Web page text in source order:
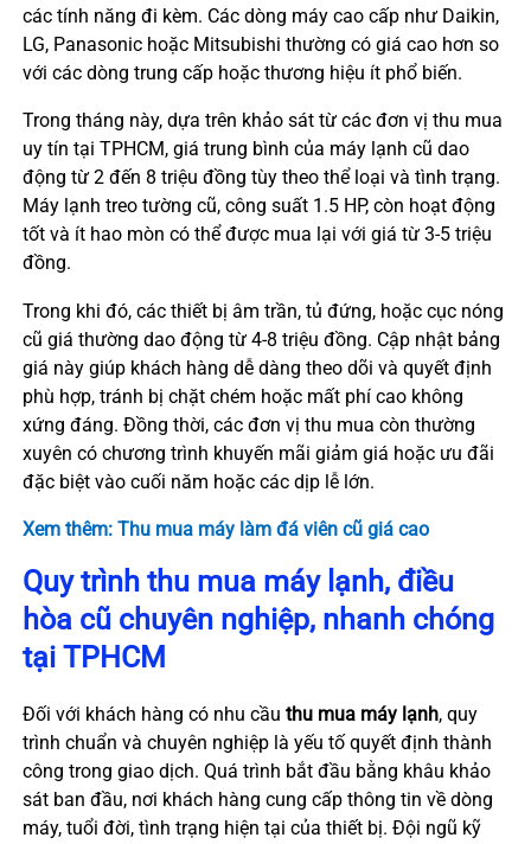
các tính năng đi kèm. Các dòng máy cao cấp như Daikin,
LG, Panasonic hoặc Mitsubishi thường có giá cao hơn so
với các dòng trung cấp hoặc thương hiệu ít phổ biến.
Trong tháng này, dựa trên khảo sát từ các đơn vị thu mua
uy tín tại TPHCM, giá trung bình của máy lạnh cũ dao
động từ 2 đến 8 triệu đồng tùy theo thể loại và tình trạng.
Máy lạnh treo tường cũ, công suất 1.5 HP, còn hoạt động
tốt và ít hao mòn có thể được mua lại với giá từ 3-5 triệu
đồng.
Trong khi đó, các thiết bị âm trần, tủ đứng, hoặc cục nóng
cũ giá thường dao động từ 4-8 triệu đồng. Cập nhật bảng
giá này giúp khách hàng dễ dàng theo dõi và quyết định
phù hợp, tránh bị chặt chém hoặc mất phí cao không
xứng đáng. Đồng thời, các đơn vị thu mua còn thường
xuyên có chương trình khuyến mãi giảm giá hoặc ưu đãi
đặc biệt vào cuối năm hoặc các dịp lễ lớn.
Xem thêm: Thu mua máy làm đá viên cũ giá cao
Quy trình thu mua máy lạnh, điều
hòa cũ chuyên nghiệp, nhanh chóng
tại TPHCM
Đối với khách hàng có nhu cầu thu mua máy lạnh, quy
trình chuẩn và chuyên nghiệp là yếu tố quyết định thành
công trong giao dịch. Quá trình bắt đầu bằng khâu khảo
sát ban đầu, nơi khách hàng cung cấp thông tin về dòng
máy, tuổi đời, tình trạng hiện tại của thiết bị. Đội ngũ kỹ